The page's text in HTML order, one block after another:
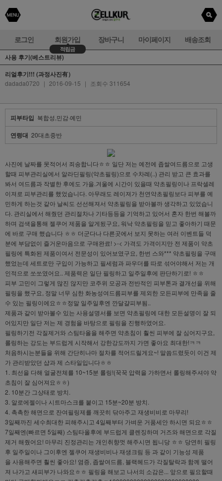
로그인 회원가입
적립금
장바구니 마이페이지 배송조회
사용 후기(베스트리뷰)
리얼후기!!! (과정사진有）
dadada0720 | 2016-09-15 | 조회수 311654
피부타입 복합성,민감·예민
연령대 20대초중반
사진에 날짜를 못적어서 죄송합니다ㅎㅎ 일단 저는 예전에 좁쌀여드름으로 고생
할때 피부관리실에서 알라딘필링(약초필링)으로 수차례(..) 관리 받고 큰 효과를
봐서 여드름과 작별한 후에도 가을.겨울에 시간이 있을때 약초필링이나 프락셀레
이져로 피부관리를 했었습니다. 아무래도 레이져가 천연약초필링보다 피부를 예
민하게 하는것 같아 날씨도 선선해져서 약초필링을 받아볼까 생각하고 있었습니
다. 관리실에서 해줬던 관리절차나 기타등등을 기억하고 있어서 혼자 한번 해볼까
하며 검색을통해 젤쿠어 제품을 알게됬구요, 워낙 약초필링을 믿고 좋아하기 때문
에 바로 구매 했습니다 ㅎㅎ 더군다나 다른곳에서 보지 못하는 여러 이벤트들 덕
분에 부담없이 즐거운마음으로 구매완료! >-< 가격도 가격이지만 전 제품이 약초
필링에 특화된 제품이여서 전문성이 있어보였구요, 한번 스와*** 약초필링을 구매
했었는데 세트로만 구입이 가능하고 필세럼과 파우더를 따로 섞어야해서 저는 개
인적으로 쏘쏘였어요.. 제품력은 일단 필링하고 일주일후에 판단하기로! ㅎㅎ
피부 고민이 그렇게 많진 않지만 코주위 모공과 전반적인 피부톤과 결개선을 위해
필링을 했구요, 정말 너무 심한 화농성여드름피부를 제외한 모든피부에 만족을 줄
수 있는 필링이에요ㅎㅎ정말 일주일후엔 깐달걀피부됨..
제품과 같이 받아볼수 있는 사용설명서를 보면 약초필링에 대한 모든설명이 잘 되
어있지만 일단 저는 제 경험을 바탕으로 필링을 진행하였어요.
필링하기전 각질제거와 스팀타올을 해주면 약초침이 훨씬 피부에 잘 심어지구요,
롤링하는 강도는 부드럽게 시작해서 강한강도까지 가면 좋아요 최대한!ㅋㅋ
처음하시는분들을 위해 간단히나마 절차를 적어드릴게요~! 말씀드렸듯이 이건 제
가 관리받았던 샵과 제 스타일입니다ㅎㅎ
1. 최선을 다해 얼굴전체를 10~15분 롤링!(꾹꾹 압력을 가하면서 롤링해주셔야 약
초침이 잘 심어져요ㅎㅎ)
2. 10분간 그상태로 방치.
3. 알로에젤이나 시트마스크를 붙이고 15분~20분 방치.
4. 촉촉한 해면으로 잔여필링제를 깨끗히 닦아주고 재생비비로 마무리!
3일째까진 세수최대한 피해주시고 4일째부터 가벼운 거품세안 하시면 되요ㅎㅎ
7일째엔(빠르면 5일째) 스팀타올후에 부드럽게 클렌징하며 거즈와 해면으로 각질
제거 해줬어요! 마무리 진정관리는 개인취향껏 해주시면 됩니당 ㅎㅎ 당연히 필링
후 일주일이나 그이후엔 젤쿠어 재생비비나 재생크림 등 과 같이 기능성 제품
을 사용해주면 훨씬 좋아요! 염증, 좁쌀여드름, 블랙헤드가 각질탈락과 함께 떨어
져 나가고 새피부가 나와요ㅎㅎ 필링을 해보고 나서의 소감은... 앞으로 필요할때